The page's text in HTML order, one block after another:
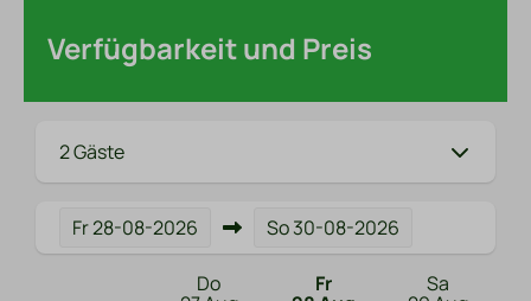
Verfügbarkeit und Preis
2 Gäste
Fr28-08-2026 So30-08-2026
Do Fr Sa